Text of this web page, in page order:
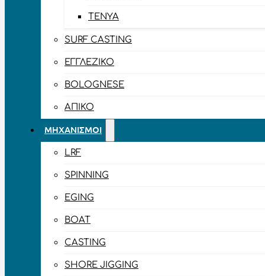
TENYA
SURF CASTING
ΕΓΓΛΈΖΙΚΟ
BOLOGNESE
ΑΠΊΚΟ
ΜΗΧΑΝΙΣΜΟΊ
LRF
SPINNING
EGING
BOAT
CASTING
SHORE JIGGING